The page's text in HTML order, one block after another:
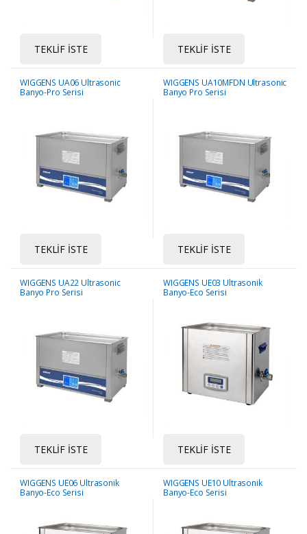
TEKLIF İSTE TEKLIF İSTE
WIGGENS UA06 Ultrasonic
Banyo-Pro Serisi
TEKLIF İSTE
WIGGENS UA10MFDN Ultrasonic
Banyo Pro Serisi
TEKLIF İSTE
WIGGENS UA22 Ultrasonic
Banyo Pro Serisi
TEKLIF İSTE
WIGGENS UE03 Ultrasonik
Banyo-Eco Serisi
TEKLIF İSTE
WIGGENS UE06 Ultrasonik
Banyo-Eco Serisi
WIGGENS UE10 Ultrasonik
Banyo-Eco Serisi